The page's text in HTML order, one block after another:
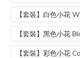
【套裝】白色小花
【套裝】黑色小花
【套裝】彩色小花